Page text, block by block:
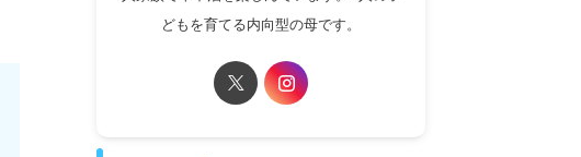
どもを育てる内向型の母です。